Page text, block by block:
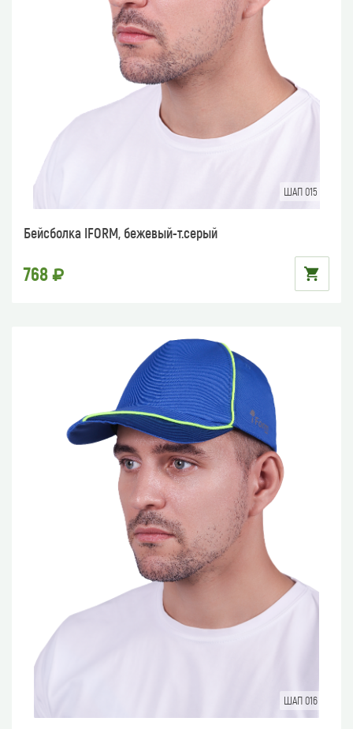
ШАП 015
Бейсболка IFORM, бежевый-т.серый
768
ШАП 016